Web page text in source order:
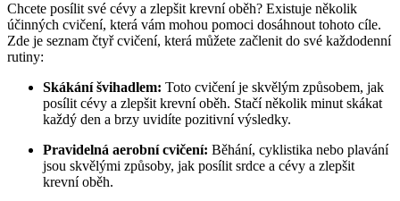
Chcete posílit své cévy a zlepšit krevní oběh? Existuje několik
účinných cvičení, která vám mohou pomoci dosáhnout tohoto cíle.
Zde je seznam čtyř cvičení, která můžete začlenit do své každodenní
rutiny:
Skákání švihadlem: Toto cvičení je skvělým způsobem, jak
posílit cévy a zlepšit krevní oběh. Stačí několik minut skákat
každý den a brzy uvidíte pozitivní výsledky.
Pravidelná aerobní cvičení: Běhání, cyklistika nebo plavání
jsou skvělými způsoby, jak posílit srdce a cévy a zlepšit
krevní oběh.